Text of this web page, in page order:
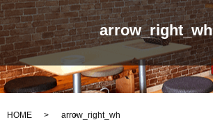
arrow_right_wh
HOME arrow_right_wh